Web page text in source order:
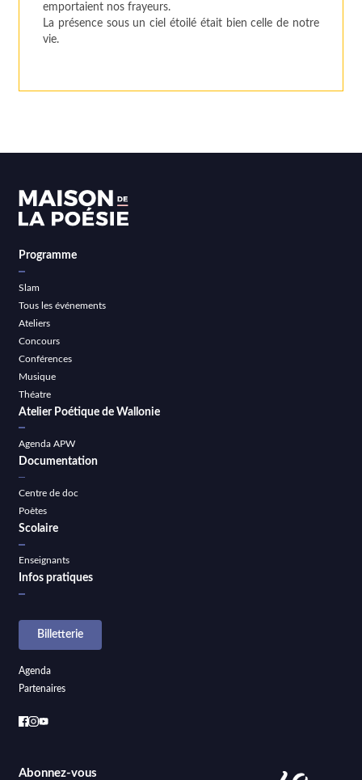
emportaient nos frayeurs.
La présence sous un ciel étoilé était bien celle de notre
vie.
Programme
Slam
Tous les événements
Ateliers
Concours
Conférences
Musique
Théatre
Atelier Poétique de Wallonie
Agenda APW
Documentation
Centre de doc
Poètes
Scolaire
Enseignants
Infos pratiques
Billetterie
Agenda
Partenaires
Abonnez-vous